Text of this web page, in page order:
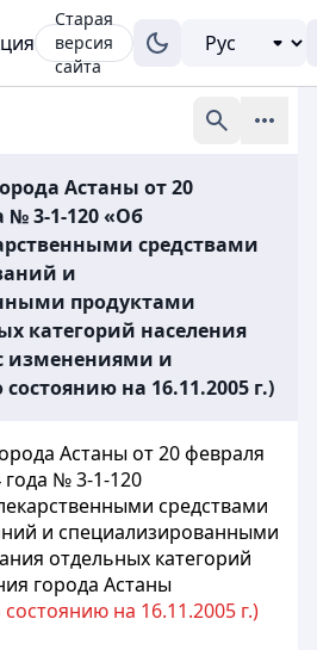
Старая
версия
сайта
Астаны от 20
№ 3-1-120 «Об
средствами
и
продуктами
категорий населения
изменениями и
на 16.11.2005 г.)
Астаны от 20 февраля
года № 3-1-120
средствами
и специализированными
отдельных категорий
города Астаны
состоянию на 16.11.2005 г.)